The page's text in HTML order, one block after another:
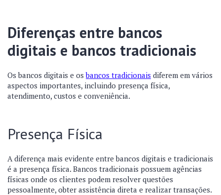
Diferenças entre bancos
digitais e bancos tradicionais
Os bancos digitais e osbancos tradicionais diferem em vários
aspectos importantes, incluindo presença física,
atendimento, custos e conveniência.
Presença Física
A diferença mais evidente entre bancos digitais e tradicionais
é a presença física. Bancos tradicionais possuem agências
físicas onde os clientes podem resolver questões
pessoalmente, obter assistência direta e realizar transações.